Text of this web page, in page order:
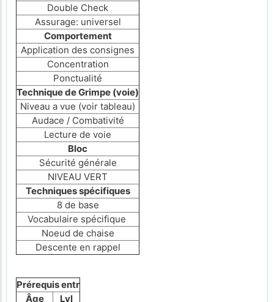
Double Check
Assurage: universel
Comportement
Application des consignes
Concentration
Ponctualité
Technique de Grimpe (voie)
Niveau a vue (voir tableau)
Audace / Combativité
Lecture de voie
Bloc
Sécurité générale
NIVEAU VERT
Techniques spécifiques
8 de base
Vocabulaire spécifique
Noeud de chaise
Descente en rappel
Prérequis entr
Âge
Lvl